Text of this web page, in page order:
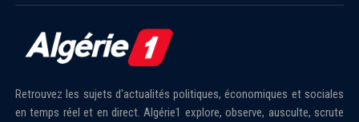
Retrouvez les sujets d'actualités politiques, économiques et sociales
en temps réel et en direct. Algérie1 explore, observe, ausculte, scrute